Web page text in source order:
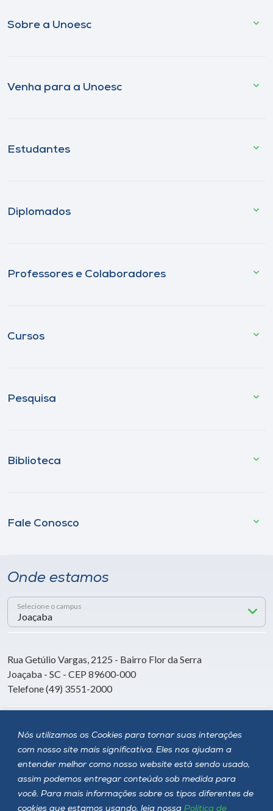
Nós utilizamos os Cookies para tornar suas interações
com nosso site mais significativa. Eles nos ajudam a
entender melhor como nosso website está sendo usado,
assim podemos entregar conteúdo sob medida para
você. Para mais informações sobre os tipos diferentes de
cookies que estamos usando, leia nossa Política de
Sobre a Unoesc
Venha para a Unoesc
Estudantes
Diplomados
Professores e Colaboradores
Cursos
Pesquisa
Biblioteca
Fale Conosco
Onde estamos
Selecione o campus
Rua Getúlio Vargas, 2125 - Bairro Flor da Serra
Joaçaba - SC - CEP 89600-000
Telefone (49) 3551-2000
Siga a Unoesc